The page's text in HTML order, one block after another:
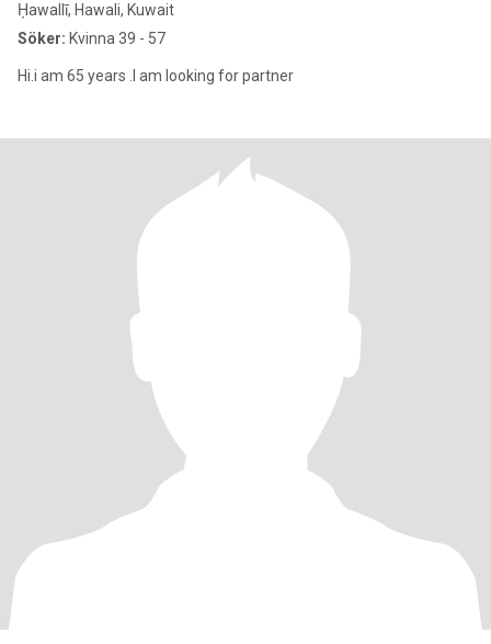
Ḥawallī, Hawali, Kuwait
Söker: Kvinna 39 - 57
Hi.i am 65 years .I am looking for partner